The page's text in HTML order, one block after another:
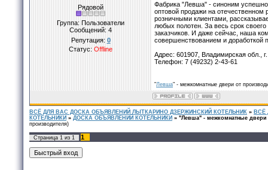
Рядовой
Группа: Пользователи
Сообщений: 4
Репутация: 0
Статус: Offline
Фабрика "Левша" - синоним
оптовой продажи на
розничными клиентами,
любых полотен. За весь срок
заказчиков. И даже сейчас, наша
совершенствованием и
Адрес: 601907, Владимирская обл.,
Телефон: 7 (49232) 2-43-61
"Левша" - межкомнатные двери от
ВСЁ ДЛЯ ВАС ДОСКА ОБЪЯВЛЕНИЙ ЛЫТКАРИНО ДЗЕРЖИНСКИЙ КОТЕЛЬНИК » ВСЁ
КОТЕЛЬНИКИ » ДОСКА ОБЪЯВЛЕНИЙ КОТЕЛЬНИКИ » "Левша" - межкомнатные двери
производителя)
Страница 1 из 1 1